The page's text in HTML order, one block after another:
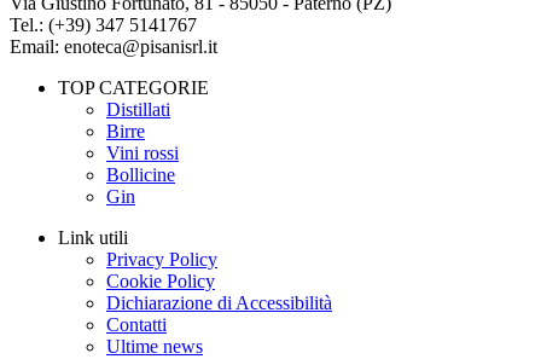
Tel.: (+39) 347 5141767
Email: enoteca@pisanisrl.it
TOP CATEGORIE
Distillati
Birre
Vini rossi
Bollicine
Gin
Link utili
Privacy Policy
Cookie Policy
Dichiarazione di Accessibilità
Contatti
Ultime news